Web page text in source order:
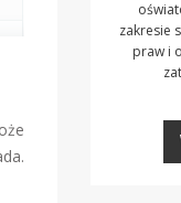
zakresie
praw i